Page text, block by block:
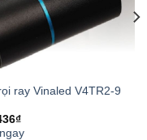
– 0938 461
Ward, Thu
ray Vinaled V4TR2-9
₫